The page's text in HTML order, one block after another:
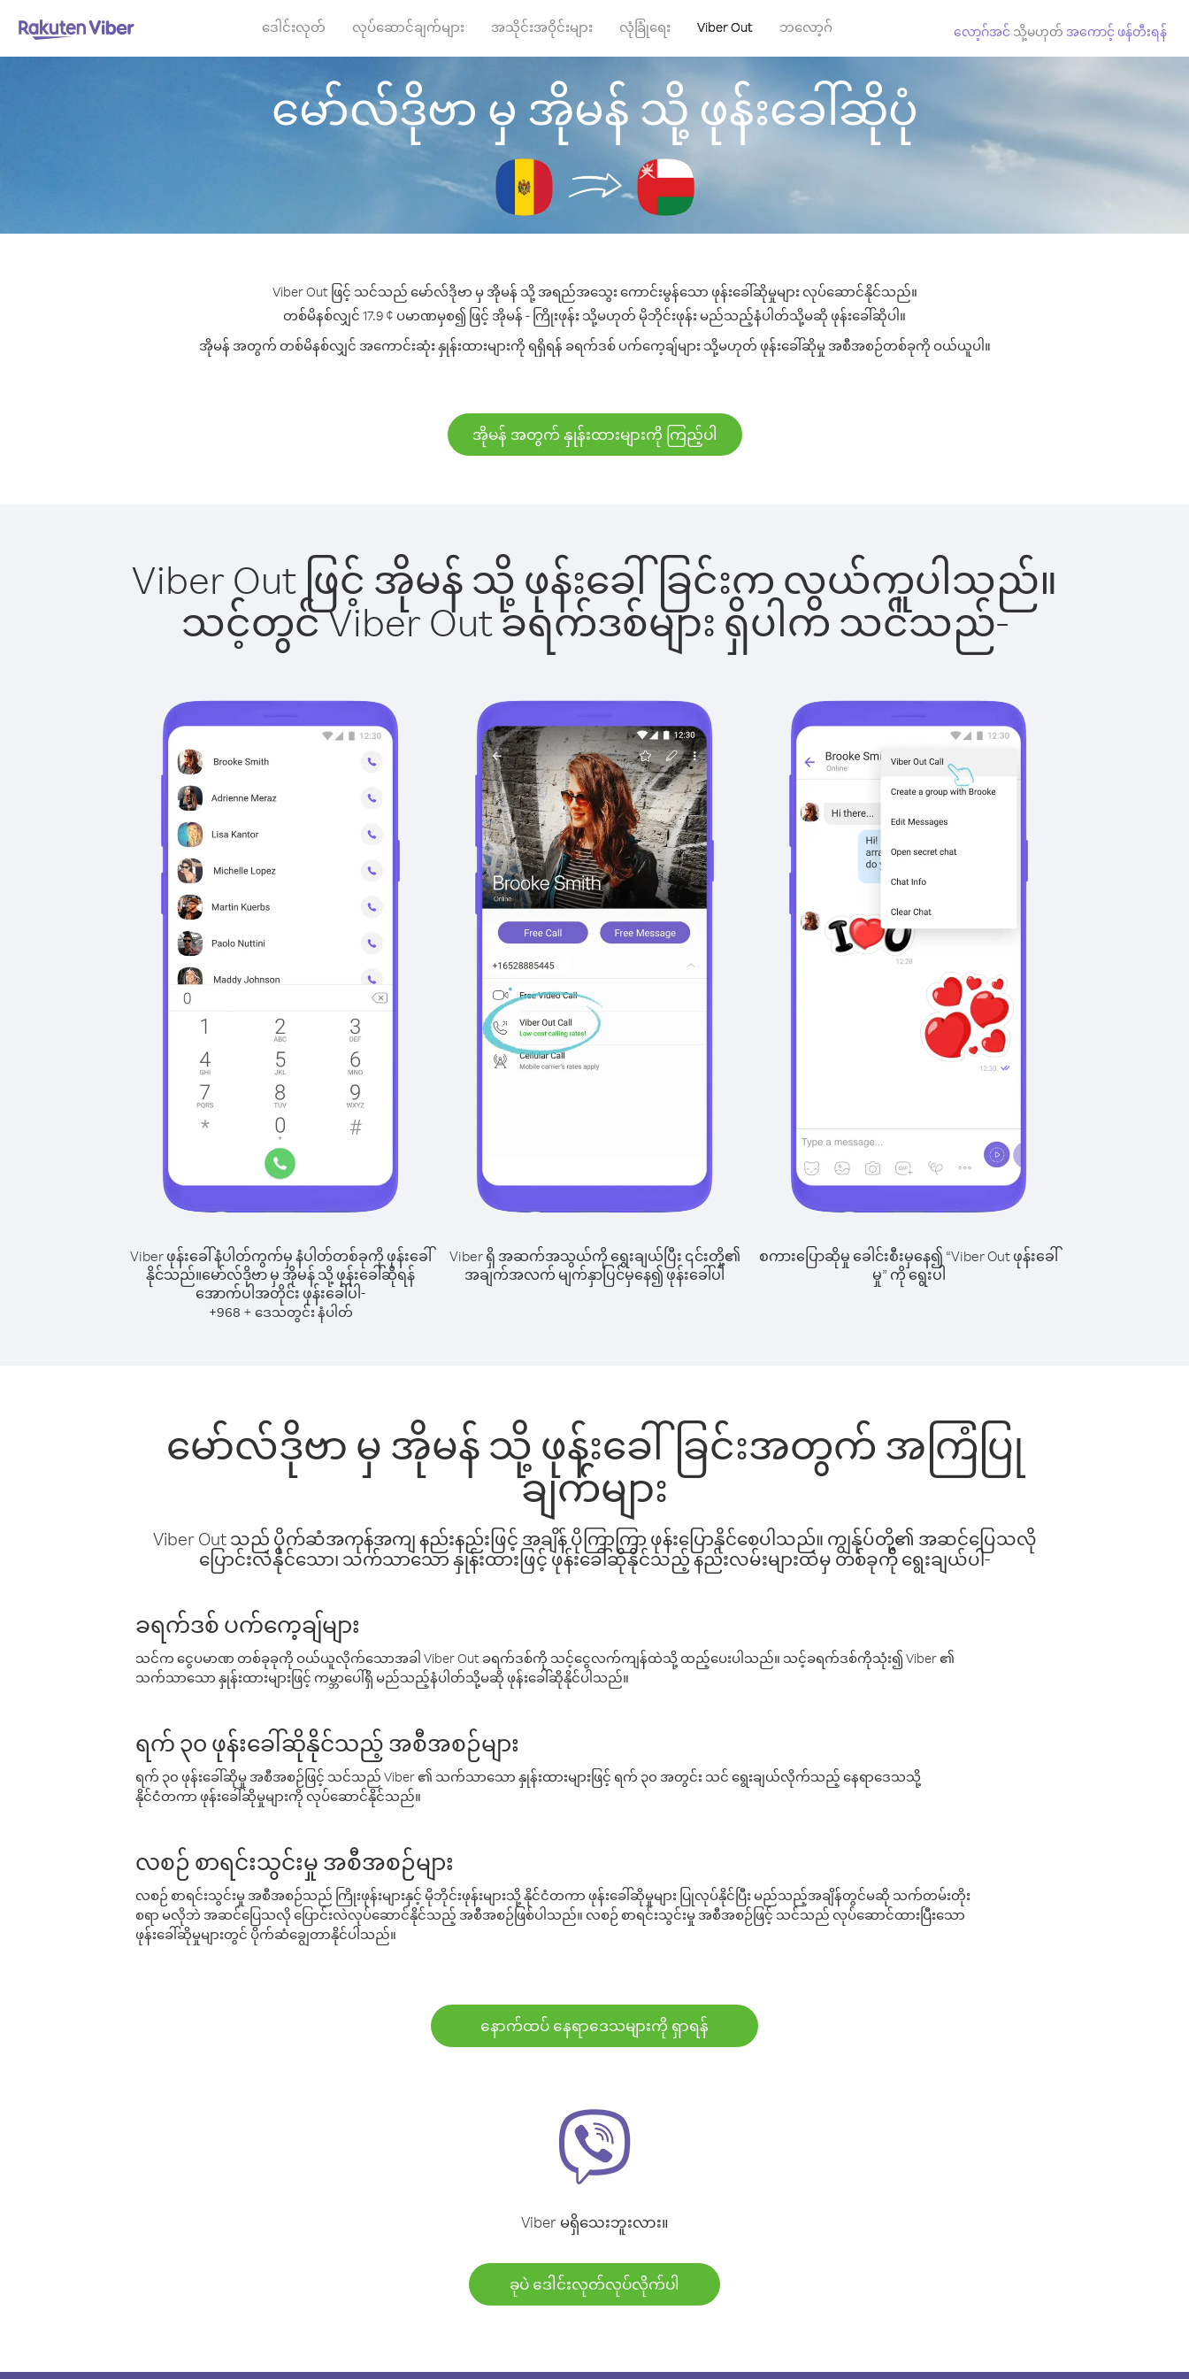
ဒေါင်းလုတ် လုပ်ဆောင်ချက်များ အသိုင်းအဝိုင်းများ လုံခြုံရေး Viber Out ဘလော့ဂ် လော့ဂ်အင် သို့မဟုတ် အကောင့် ဖန်တီးရန်
မော်လ်ဒိုဗာ မှ အိုမန် သို့ ဖုန်းခေါ်ဆိုပုံ
Viber Out ဖြင့် သင်သည် မော်လ်ဒိုဗာ မှ အိုမန် သို့ အရည်အသွေး ကောင်းမွန်သော ဖုန်းခေါ်ဆိုမှုများ လုပ်ဆောင်နိုင်သည်။
တစ်မိနစ်လျှင် 17.9 ¢ ပမာဏမှစ၍ ဖြင့် အိုမန် - ကြိုးဖုန်း သို့မဟုတ် မိုဘိုင်းဖုန်း မည်သည့်နံပါတ်သို့မဆို ဖုန်းခေါ်ဆိုပါ။
အိုမန် အတွက် တစ်မိနစ်လျှင် အကောင်းဆုံး နှုန်းထားများကို ရရှိရန် ခရက်ဒစ် ပက်ကေ့ချ်များ သို့မဟုတ် ဖုန်းခေါ်ဆိုမှု အစီအစဉ်တစ်ခုကို ဝယ်ယူပါ။
အိုမန် အတွက် နှုန်းထားများကို ကြည့်ပါ
Viber Out ဖြင့် အိုမန် သို့ ဖုန်းခေါ်ခြင်းက လွယ်ကူပါသည်။
သင့်တွင် Viber Out ခရက်ဒစ်များ ရှိပါက သင်သည်-
Viber ဖုန်းခေါ်နံပါတ်ကွက်မှ နံပါတ်တစ်ခုကို ဖုန်းခေါ်
နိုင်သည်။မော်လ်ဒိုဗာ မှ အိုမန် သို့ ဖုန်းခေါ်ဆိုရန်
အောက်ပါအတိုင်း ဖုန်းခေါ်ပါ-
+968 + ဒေသတွင်း နံပါတ်
Viber ရှိ အဆက်အသွယ်ကို ရွေးချယ်ပြီး ၎င်းတို့၏
အချက်အလက် မျက်နှာပြင်မှနေ၍ ဖုန်းခေါ်ပါ
စကားပြောဆိုမှု ခေါင်းစီးမှနေ၍ “Viber Out ဖုန်းခေါ်
မှု” ကို ရွေးပါ
မော်လ်ဒိုဗာ မှ အိုမန် သို့ ဖုန်းခေါ်ခြင်းအတွက် အကြံပြု
ချက်များ
Viber Out သည် ပိုက်ဆံအကုန်အကျ နည်းနည်းဖြင့် အချိန် ပိုကြာကြာ ဖုန်းပြောနိုင်စေပါသည်။ ကျွန်ုပ်တို့၏ အဆင်ပြေသလို
ပြောင်းလဲနိုင်သော၊ သက်သာသော နှုန်းထားဖြင့် ဖုန်းခေါ်ဆိုနိုင်သည့် နည်းလမ်းများထဲမှ တစ်ခုကို ရွေးချယ်ပါ-
ခရက်ဒစ် ပက်ကေ့ချ်များ
သင်က ငွေပမာဏ တစ်ခုခုကို ဝယ်ယူလိုက်သောအခါ Viber Out ခရက်ဒစ်ကို သင့်ငွေလက်ကျန်ထဲသို့ ထည့်ပေးပါသည်။ သင့်ခရက်ဒစ်ကိုသုံး၍ Viber ၏
သက်သာသော နှုန်းထားများဖြင့် ကမ္ဘာပေါ်ရှိ မည်သည့်နံပါတ်သို့မဆို ဖုန်းခေါ်ဆိုနိုင်ပါသည်။
ရက် ၃၀ ဖုန်းခေါ်ဆိုနိုင်သည့် အစီအစဉ်များ
ရက် ၃၀ ဖုန်းခေါ်ဆိုမှု အစီအစဉ်ဖြင့် သင်သည် Viber ၏ သက်သာသော နှုန်းထားများဖြင့် ရက် ၃၀ အတွင်း သင် ရွေးချယ်လိုက်သည့် နေရာဒေသသို့
နိုင်ငံတကာ ဖုန်းခေါ်ဆိုမှုများကို လုပ်ဆောင်နိုင်သည်။
လစဉ် စာရင်းသွင်းမှု အစီအစဉ်များ
လစဉ် စာရင်းသွင်းမှု အစီအစဉ်သည် ကြိုးဖုန်းများနှင့် မိုဘိုင်းဖုန်းများသို့ နိုင်ငံတကာ ဖုန်းခေါ်ဆိုမှုများ ပြုလုပ်နိုင်ပြီး မည်သည့်အချိန်တွင်မဆို သက်တမ်းတိုး
စရာ မလိုဘဲ အဆင်ပြေသလို ပြောင်းလဲလုပ်ဆောင်နိုင်သည့် အစီအစဉ်ဖြစ်ပါသည်။ လစဉ် စာရင်းသွင်းမှု အစီအစဉ်ဖြင့် သင်သည် လုပ်ဆောင်ထားပြီးသော
ဖုန်းခေါ်ဆိုမှုများတွင် ပိုက်ဆံချွေတာနိုင်ပါသည်။
နောက်ထပ် နေရာဒေသများကို ရှာရန်
Viber မရှိသေးဘူးလား။
ခုပဲ ဒေါင်းလုတ်လုပ်လိုက်ပါ